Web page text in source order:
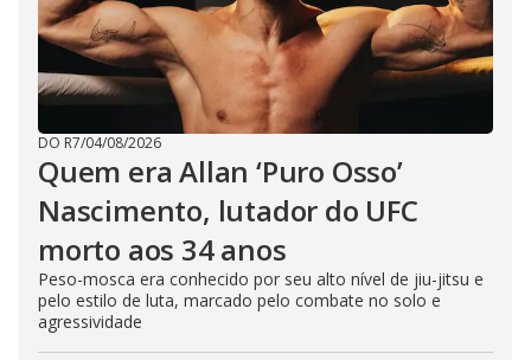
DO R7/04/08/2026
Quem era Allan ‘Puro Osso’
Nascimento, lutador do UFC
morto aos 34 anos
Peso-mosca era conhecido por seu alto nível de jiu-jitsu e
pelo estilo de luta, marcado pelo combate no solo e
agressividade